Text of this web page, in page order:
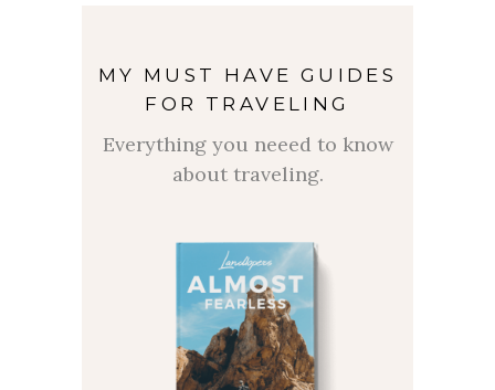
MY MUST HAVE GUIDES
FOR TRAVELING
Everything you neeed to know
about traveling.